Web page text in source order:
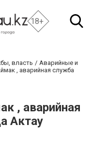
18+
власть
Аварийные и
, аварийная служба
, аварийная
Актау